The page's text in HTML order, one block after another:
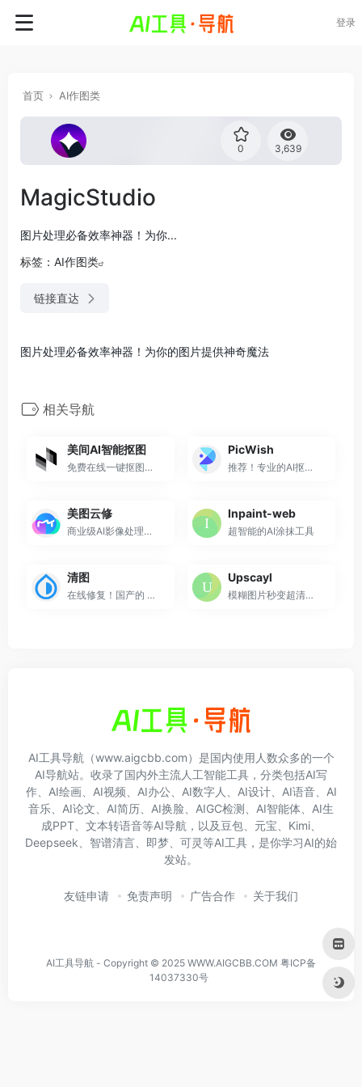
登录
首页 AI作图类
0 3,639
MagicStudio
图片处理必备效率神器！为你...
标签： AI作图类
链接直达
图片处理必备效率神器！为你的图片提供神奇魔法
相关导航
美间AI智能抠图
免费在线一键抠图，只需3步即...
PicWish
推荐！专业的AI抠图修图，支...
美图云修
商业级AI影像处理工具
Inpaint-web
超智能的AI涂抹工具
清图
在线修复！国产的 AI 图像处...
Upscayl
模糊图片秒变超清！开源免费 ...
AI工具导航（www.aigcbb.com）是国内使用人数众多的一个
AI导航站。收录了国内外主流人工智能工具，分类包括AI写
作、AI绘画、AI视频、AI办公、AI数字人、AI设计、AI语音、AI
音乐、AI论文、AI简历、AI换脸、AIGC检测、AI智能体、AI生
成PPT、文本转语音等AI导航，以及豆包、元宝、Kimi、
Deepseek、智谱清言、即梦、可灵等AI工具，是你学习AI的始
发站。
友链申请 免责声明 广告合作 关于我们
AI工具导航 - Copyright © 2025 WWW.AIGCBB.COM 粤ICP备
14037330号